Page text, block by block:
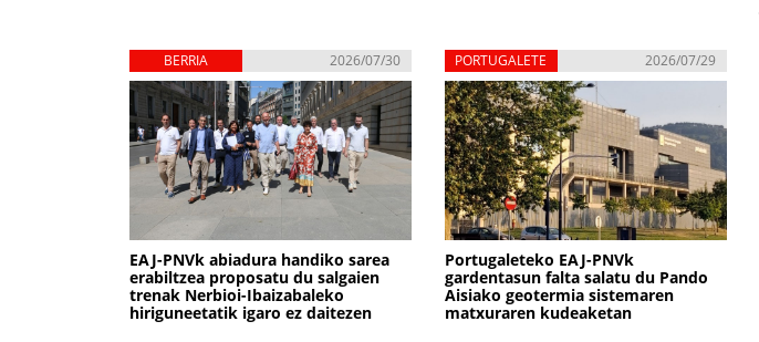
BERRIA 2026/07/30
EAJ-PNVk abiadura handiko sarea
erabiltzea proposatu du salgaien
trenak Nerbioi-Ibaizabaleko
hiriguneetatik igaro ez daitezen
PORTUGALETE 2026/07/29
Portugaleteko EAJ-PNVk
gardentasun falta salatu du Pando
Aisiako geotermia sistemaren
matxuraren kudeaketan